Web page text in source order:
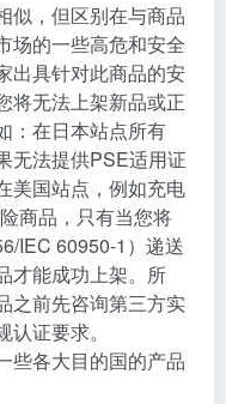
似，但区别在与商品
场的一些高危和安全
出具针对此商品的安
将无法上架新品或正
：在日本站点所有
无法提供PSE适用证
美国站点，例如充电
商品，只有当您将
IEC 60950-1）递送
才能成功上架。所
之前先咨询第三方实
证要求。
些各大目的国的产品